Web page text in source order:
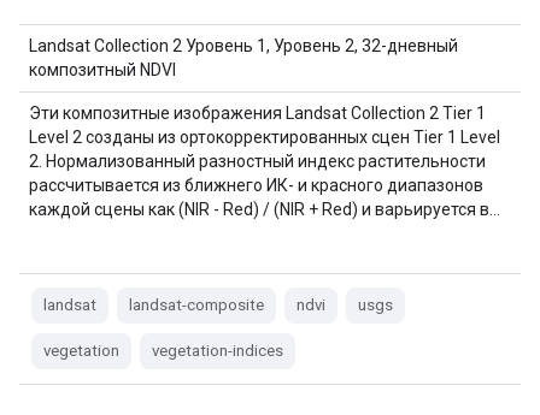
Landsat Collection 2 Уровень 1, Уровень 2, 32-дневный
композитный NDVI
Эти композитные изображения Landsat Collection 2 Tier 1
Level 2 созданы из ортокорректированных сцен Tier 1 Level
2. Нормализованный разностный индекс растительности
рассчитывается из ближнего ИК- и красного диапазонов
каждой сцены как (NIR - Red) / (NIR + Red) и варьируется в…
landsat landsat-composite ndvi usgs
vegetation vegetation-indices